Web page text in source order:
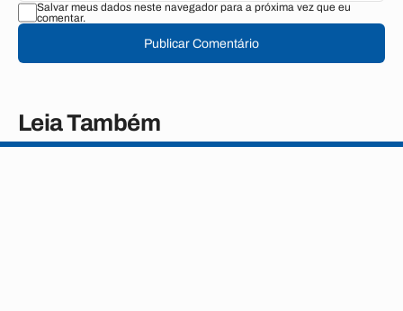
Salvar meus dados neste navegador para a próxima vez que eu
comentar.
Publicar Comentário
Leia Também